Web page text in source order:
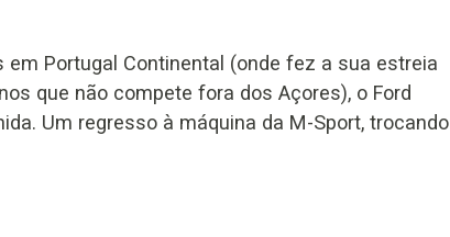
Portugal Continental (onde fez a sua estreia
que não compete fora dos Açores), o Ford
Um regresso à máquina da M-Sport, trocando